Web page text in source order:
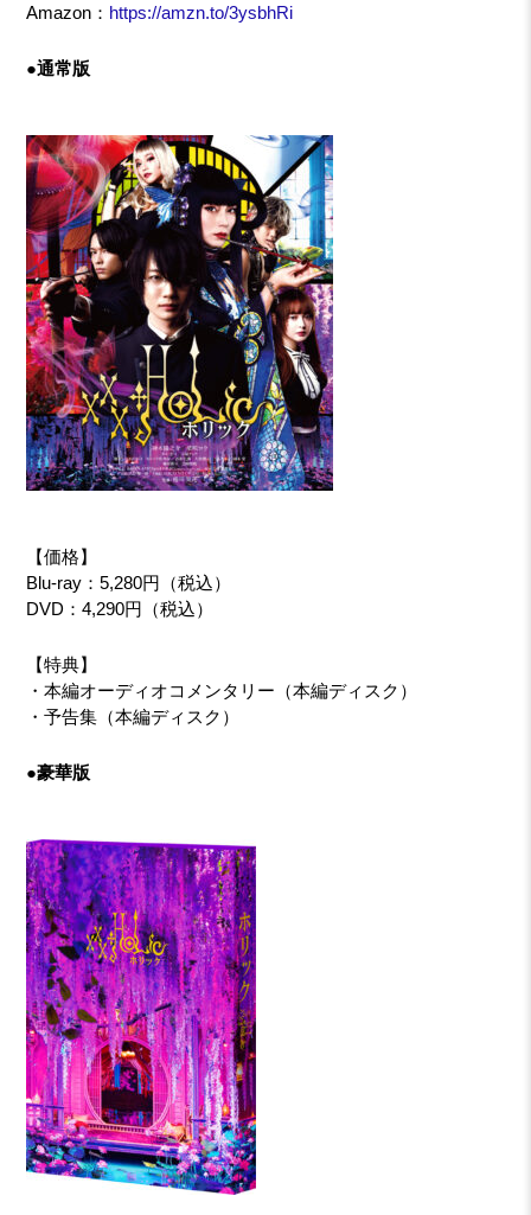
Amazon： https://amzn.to/3ysbhRi
●通常版
【価格】
Blu-ray：5,280円（税込）
DVD：4,290円（税込）
【特典】
・本編オーディオコメンタリー（本編ディスク）
・予告集（本編ディスク）
●豪華版